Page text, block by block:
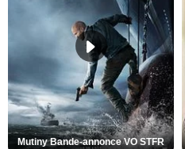
Mutiny Bande-annonce VO STFR